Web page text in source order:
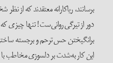
برسانند، ریاکارانه معتقدند که از
دور از تیرگی روانی‌ست! تنها چیزی
برانگیختن حس ترحم و برجسته
این کار به‌شدت بر دلسوزی مخاطب